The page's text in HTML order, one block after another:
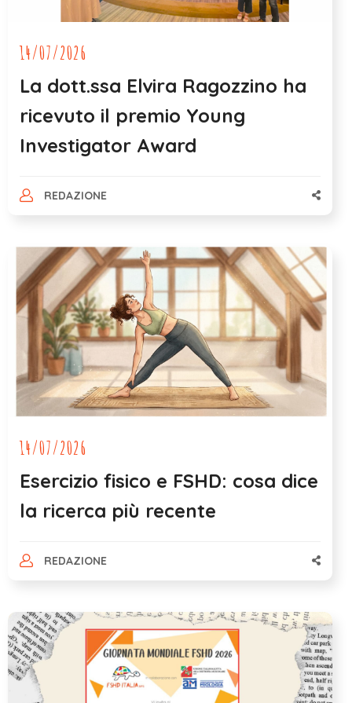
14/07/2026
La dott.ssa Elvira Ragozzino ha
ricevuto il premio Young
Investigator Award
REDAZIONE
14/07/2026
Esercizio fisico e FSHD: cosa dice
la ricerca più recente
REDAZIONE